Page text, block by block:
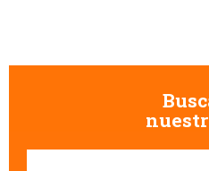
Esto es un campo de búsqueda